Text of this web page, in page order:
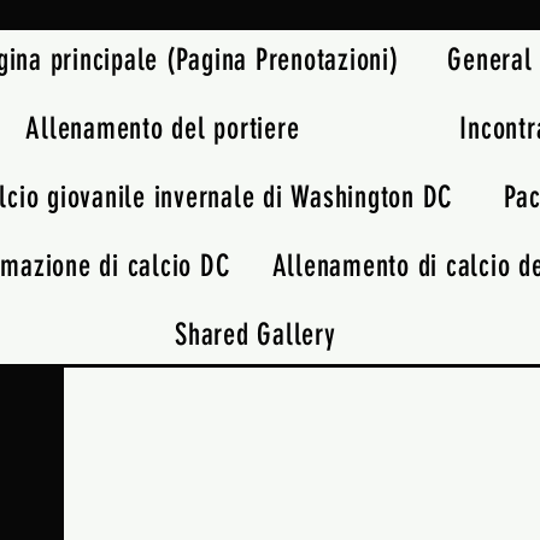
principale (Pagina Prenotazioni) General
Allenamento del portiere
giovanile invernale di Washington DC
di calcio DC
Allenamento di calcio
Shared Gallery
Programmi